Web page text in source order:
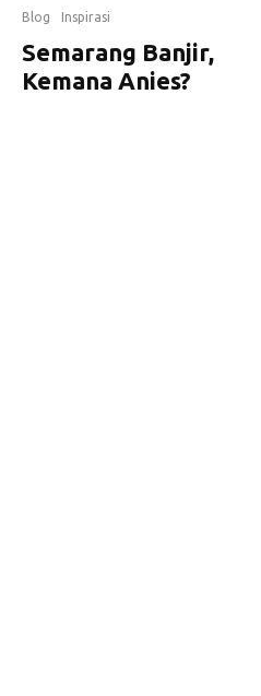
Blog Inspirasi
Semarang Banjir,
Kemana Anies?